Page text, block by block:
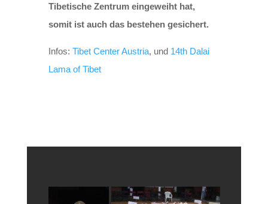
Tibetische Zentrum eingeweiht hat,
somit ist auch das bestehen gesichert.
Infos: Tibet Center Austria, und 14th Dalai
Lama of Tibet